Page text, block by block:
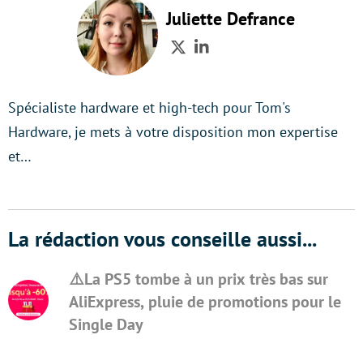
Juliette Defrance
TwitterLinkedIn
Spécialiste hardware et high-tech pour Tom's
Hardware, je mets à votre disposition mon expertise
et…
La rédaction vous conseille aussi...
⚠️La PS5 tombe à un prix très bas sur
AliExpress, pluie de promotions pour le
Single Day